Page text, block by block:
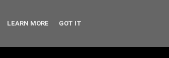
LEARN MORE GOT IT